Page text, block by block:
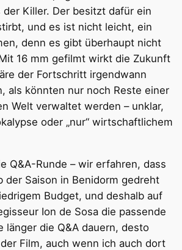
der Killer. Der besitzt dafür ein
und es ist nicht leicht, ein
denn es gibt überhaupt nicht
16 mm gefilmt wirkt die Zukunft
der Fortschritt irgendwann
als könnten nur noch Reste einer
Welt verwaltet werden – unklar,
oder „nur“ wirtschaftlichem
Q&A-Runde – wir erfahren, dass
der Saison in Benidorm gedreht
Budget, und deshalb auf
Ion de Sosa die passende
länger die Q&A dauern, desto
Film, auch wenn ich auch dort